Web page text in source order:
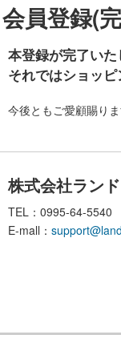
会員登録(
本登録が完了いた
それではショッピ
今後ともご愛顧賜り
株式会社ラン
TEL：0995-64-5540
E-mall：